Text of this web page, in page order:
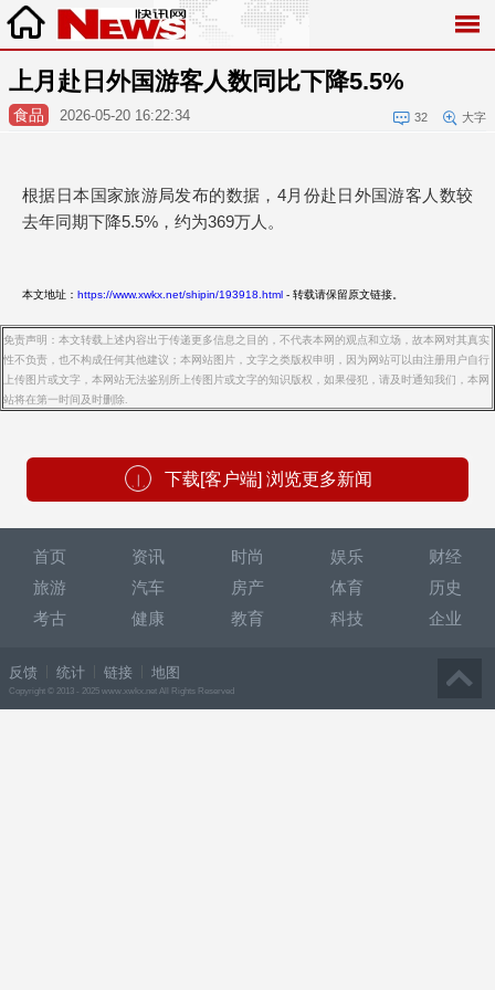
上月赴日外国游客人数同比下降5.5%
食品 2026-05-20 16:22:34 32 大字
根据日本国家旅游局发布的数据，4月份赴日外国游客人数较
去年同期下降5.5%，约为369万人。
本文地址： https://www.xwkx.net/shipin/193918.html - 转载请保留原文链接。
免责声明：本文转载上述内容出于传递更多信息之目的，不代表本网的观点和立场，故本网对其真实
性不负责，也不构成任何其他建议；本网站图片，文字之类版权申明，因为网站可以由注册用户自行
上传图片或文字，本网站无法鉴别所上传图片或文字的知识版权，如果侵犯，请及时通知我们，本网
站将在第一时间及时删除.
下载[客户端] 浏览更多新闻
首页 资讯 时尚 娱乐
财经
旅游
汽车 房产 体育
历史
考古
健康 教育 科技 企业
反馈 统计 链接 地图
Copyright © 2013 - 2025 www.xwkx.net All Rights Reserved